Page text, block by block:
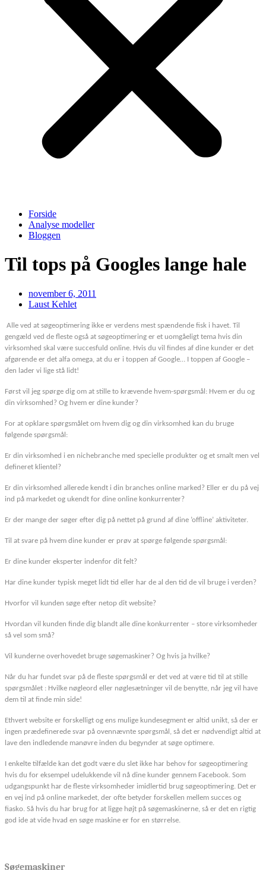
Forside
Analyse modeller
Bloggen
Til tops på Googles lange hale
november 6, 2011
Laust Kehlet
Alle ved at søgeoptimering ikke er verdens mest spændende fisk i havet. Til
gengæld ved de fleste også at søgeoptimering er et uomgåeligt tema hvis din
virksomhed skal være succesfuld online. Hvis du vil findes af dine kunder er det
afgørende er det alfa omega, at du er i toppen af Google… I toppen af Google –
den lader vi lige stå lidt!
Først vil jeg spørge dig om at stille to krævende hvem-spørgsmål: Hvem er du og
din virksomhed? Og hvem er dine kunder?
For at opklare spørgsmålet om hvem dig og din virksomhed kan du bruge
følgende spørgsmål:
Er din virksomhed i en nichebranche med specielle produkter og et smalt men vel
defineret klientel?
Er din virksomhed allerede kendt i din branches online marked? Eller er du på vej
ind på markedet og ukendt for dine online konkurrenter?
Er der mange der søger efter dig på nettet på grund af dine ’offline’ aktiviteter.
Til at svare på hvem dine kunder er prøv at spørge følgende spørgsmål:
Er dine kunder eksperter indenfor dit felt?
Har dine kunder typisk meget lidt tid eller har de al den tid de vil bruge i verden?
Hvorfor vil kunden søge efter netop dit website?
Hvordan vil kunden finde dig blandt alle dine konkurrenter – store virksomheder
så vel som små?
Vil kunderne overhovedet bruge søgemaskiner? Og hvis ja hvilke?
Når du har fundet svar på de fleste spørgsmål er det ved at være tid til at stille
spørgsmålet : Hvilke nøgleord eller nøglesætninger vil de benytte, når jeg vil have
dem til at finde min side!
Ethvert website er forskelligt og ens mulige kundesegment er altid unikt, så der er
ingen prædefinerede svar på ovennævnte spørgsmål, så det er nødvendigt altid at
lave den indledende manøvre inden du begynder at søge optimere.
I enkelte tilfælde kan det godt være du slet ikke har behov for søgeoptimering
hvis du for eksempel udelukkende vil nå dine kunder gennem Facebook. Som
udgangspunkt har de fleste virksomheder imidlertid brug søgeoptimering. Det er
en vej ind på online markedet, der ofte betyder forskellen mellem succes og
fiasko. Så hvis du har brug for at ligge højt på søgemaskinerne, så er det en rigtig
god ide at vide hvad en søge maskine er for en størrelse.
Søgemaskiner